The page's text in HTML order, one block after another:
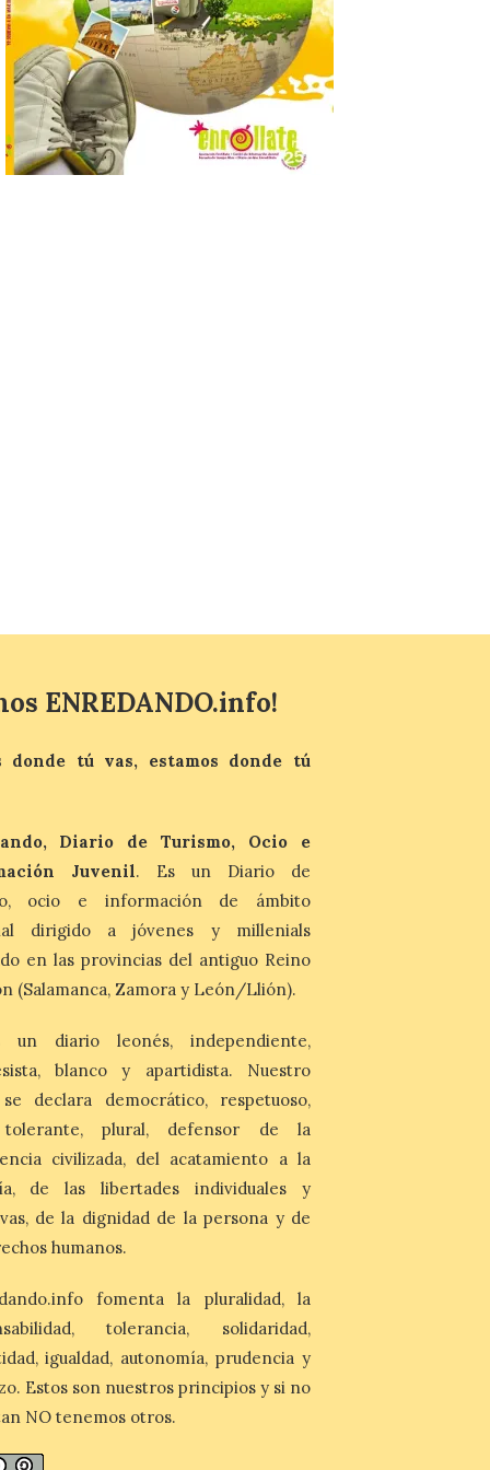
posición exacta del Sol y
así localizar el lugar ideal
para observar el eclipse
solar del 12 de agosto de 2026 sin
obstáculos. El visor es una herramienta a
la […]
Paradores renueva su
económica (116€/noche),
de alojamientos libres.
Zamora, Palencia y Álava son las
1% de los alojamientos siguen libres para
esas […]
El eclipse genera un boom
de reservas hoteleras y
precios desorbitados,
según SiteMinder
7 Ago 2026
Asturias lidera el impacto
del fenómeno, con el
reservas, precios y
antelación de compra. El
auge de la demanda redefine la
planificación: reservas más anticipadas y
estancias más breves en torno al evento.
Madrid, 7 agosto de […]
ENREDANDO.info!
donde tú vas, estamos donde tú
Diario de Turismo, Ocio e
Juvenil. Es un Diario de
ocio e información de ámbito
dirigido a jóvenes y millenials
en las provincias del antiguo Reino
(Salamanca, Zamora y León/Llión).
un diario leonés, independiente,
blanco y apartidista. Nuestro
declara democrático, respetuoso,
tolerante, plural, defensor de la
civilizada, del acatamiento a la
de las libertades individuales y
de la dignidad de la persona y de
humanos.
fomenta la pluralidad, la
tolerancia, solidaridad,
igualdad, autonomía, prudencia y
Estos son nuestros principios y si no
NO tenemos otros.